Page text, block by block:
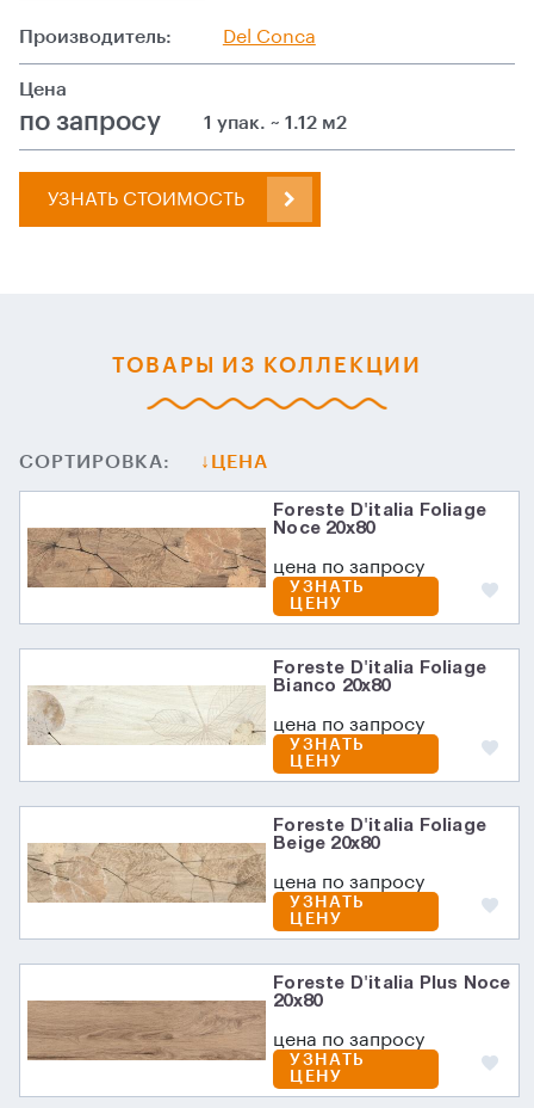
Производитель: Del Conca
Цена
по запросу 1 упак. ~ 1.12 м2
УЗНАТЬ СТОИМОСТЬ
ТОВАРЫ ИЗ КОЛЛЕКЦИИ
СОРТИРОВКА: ЦЕНА
Foreste D'italia Foliage
Noce 20х80
цена по запросу
УЗНАТЬ
ЦЕНУ
Foreste D'italia Foliage
Bianco 20х80
цена по запросу
УЗНАТЬ
ЦЕНУ
Foreste D'italia Foliage
Beige 20х80
цена по запросу
УЗНАТЬ
ЦЕНУ
Foreste D'italia Plus Noce
20х80
цена по запросу
УЗНАТЬ
ЦЕНУ